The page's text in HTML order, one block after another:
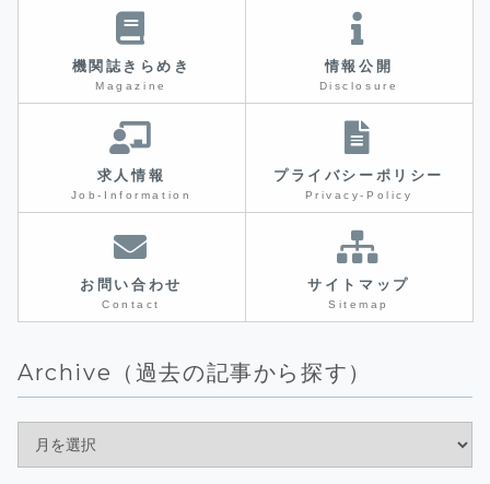
機関誌きらめき
Magazine
情報公開
Disclosure
求人情報
Job-Information
プライバシーポリシー
Privacy-Policy
お問い合わせ
Contact
サイトマップ
Sitemap
Archive（過去の記事から探す）